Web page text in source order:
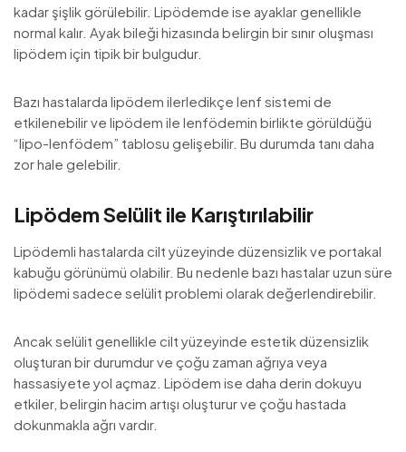
kadar şişlik görülebilir. Lipödemde ise ayaklar genellikle
normal kalır. Ayak bileği hizasında belirgin bir sınır oluşması
lipödem için tipik bir bulgudur.
Bazı hastalarda lipödem ilerledikçe lenf sistemi de
etkilenebilir ve lipödem ile lenfödemin birlikte görüldüğü
“lipo-lenfödem” tablosu gelişebilir. Bu durumda tanı daha
zor hale gelebilir.
Lipödem Selülit ile Karıştırılabilir
Lipödemli hastalarda cilt yüzeyinde düzensizlik ve portakal
kabuğu görünümü olabilir. Bu nedenle bazı hastalar uzun süre
lipödemi sadece selülit problemi olarak değerlendirebilir.
Ancak selülit genellikle cilt yüzeyinde estetik düzensizlik
oluşturan bir durumdur ve çoğu zaman ağrıya veya
hassasiyete yol açmaz. Lipödem ise daha derin dokuyu
etkiler, belirgin hacim artışı oluşturur ve çoğu hastada
dokunmakla ağrı vardır.